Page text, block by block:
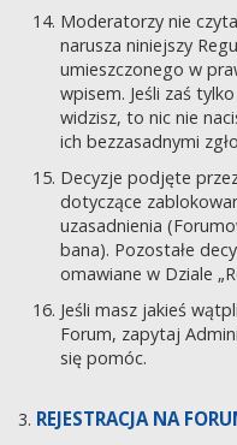
Moderatorzy nie
narusza niniejszy
umieszczonego w
wpisem. Jeśli zaś
widzisz, to nic nie
ich bezzasadnymi
Decyzje podjęte
dotyczące
uzasadnienia
bana). Pozostałe
omawiane w Dziale
Jeśli masz jakieś
Forum, zapytaj
się pomóc.
REJESTRACJA NA